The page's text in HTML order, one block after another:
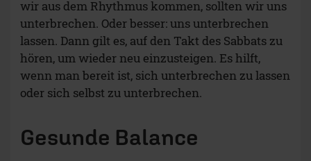
wir aus dem Rhythmus kommen, sollten wir uns
unterbrechen. Oder besser: uns unterbrechen
lassen. Dann gilt es, auf den Takt des Sabbats zu
hören, um wieder neu einzusteigen. Es hilft,
wenn man bereit ist, sich unterbrechen zu lassen
oder sich selbst zu unterbrechen.
Gesunde Balance